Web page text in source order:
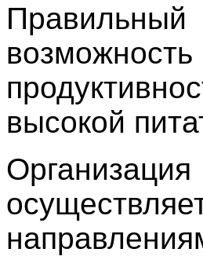
Правильный
высокой